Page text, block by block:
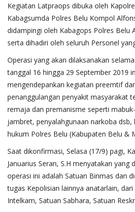
Kegiatan Latpraops dibuka oleh
Kabagsumda Polres Belu Kompol
didampingi oleh Kabagops Polres Belu
serta dihadiri oleh seluruh Personel
Operasi yang akan dilaksanakan
tanggal 16 hingga 29 September 2019
mengendepankan kegiatan preemtif
penanggulangan penyakit masyarakat
remaja dan premanisme seperti
jambret, penyalahgunaan narkoba dsb,
hukum Polres Belu (Kabupaten Belu &
Saat dikonfirmasi, Selasa (17/9) pagi,
Januarius Seran, S.H menyatakan yang
operasi ini adalah Satuan Binmas dan
tugas Kepolisian lainnya anatarlain,
Intelkam, Satuan Sabhara, Satuan